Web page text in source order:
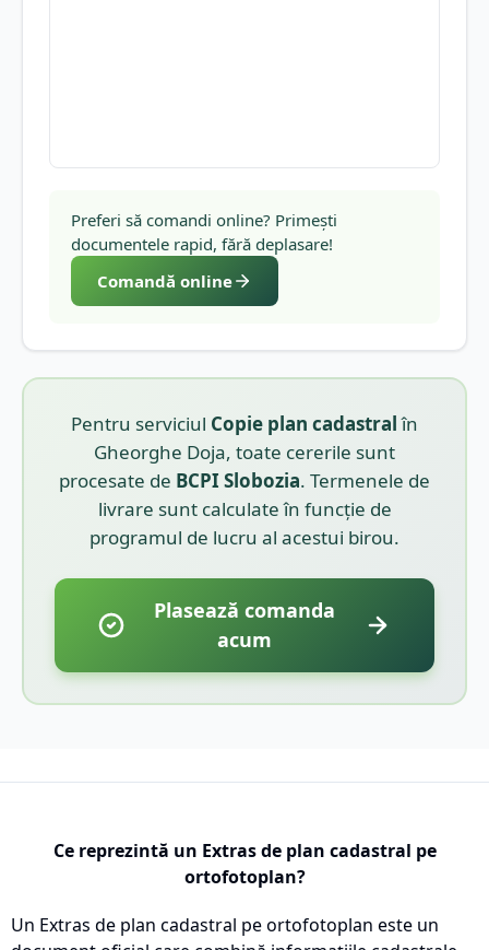
Preferi să comandi online? Primești
documentele rapid, fără deplasare!
Comandă online
Pentru serviciul Copie plan cadastralîn
Gheorghe Doja, toate cererile sunt
procesate de BCPI Slobozia. Termenele de
livrare sunt calculate în funcție de
programul de lucru al acestui birou.
Plasează comanda
acum
Ce reprezintă un Extras de plan cadastral pe
ortofotoplan?
Un Extras de plan cadastral pe ortofotoplan este un